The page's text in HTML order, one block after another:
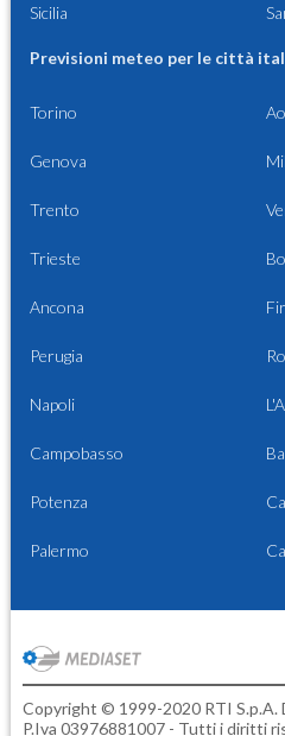
Sicilia
Previsioni meteo per le città
Torino
Genova
Trento
Trieste
Ancona
Perugia
Napoli
Campobasso
Potenza
Palermo
Copyright © 1999-2020 RTI S.p.A.
P.Iva 03976881007 - Tutti i diritti